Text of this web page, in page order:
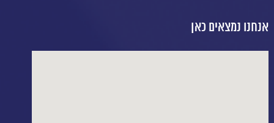
אנחנו נמצאים כאן